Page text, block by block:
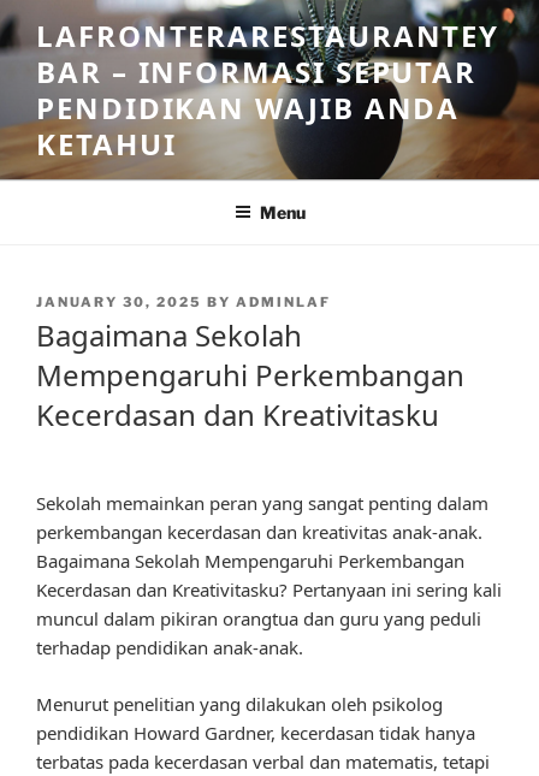
Skip
to
content
LAFRONTERARESTAURANTEY
BAR – INFORMASI SEPUTAR
PENDIDIKAN WAJIB ANDA
KETAHUI
Menu
POSTED
JANUARY 30, 2025 BY ADMINLAF
Bagaimana Sekolah
Mempengaruhi Perkembangan
Kecerdasan dan Kreativitasku
Sekolah memainkan peran yang sangat penting dalam
perkembangan kecerdasan dan kreativitas anak-anak.
Bagaimana Sekolah Mempengaruhi Perkembangan
Kecerdasan dan Kreativitasku? Pertanyaan ini sering kali
muncul dalam pikiran orangtua dan guru yang peduli
terhadap pendidikan anak-anak.
Menurut penelitian yang dilakukan oleh psikolog
pendidikan Howard Gardner, kecerdasan tidak hanya
terbatas pada kecerdasan verbal dan matematis, tetapi